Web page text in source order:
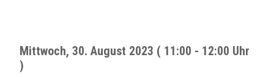
Mittwoch, 30. August 2023 ( 11:00 - 12:00 Uhr
)